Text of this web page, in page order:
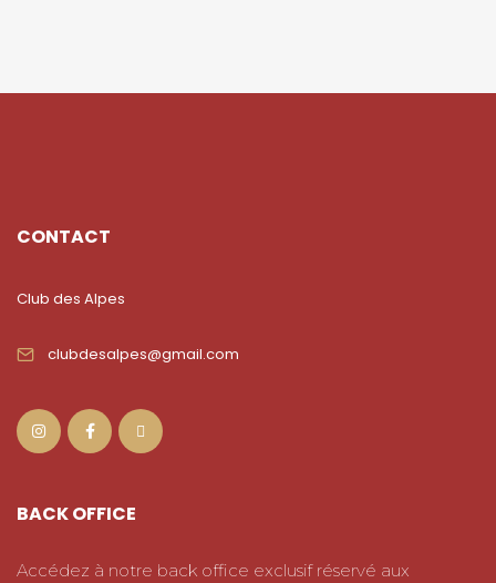
CONTACT
Club des Alpes
clubdesalpes@gmail.com
BACK OFFICE
Accédez à notre back office exclusif réservé aux